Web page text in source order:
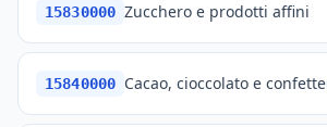
15830000 Zucchero e prodotti affini
15840000 Cacao, cioccolato e